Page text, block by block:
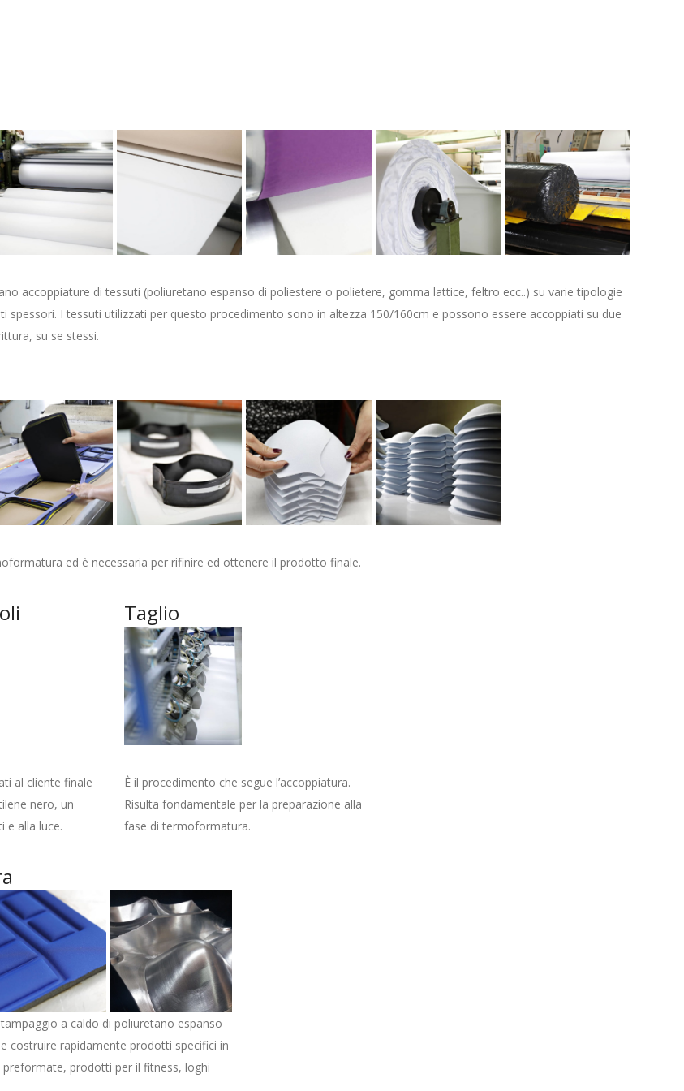
accoppiature di tessuti (poliuretano espanso di poliestere o polietere, gomma lattice, feltro ecc..) su varie tipologie
spessori. I tessuti utilizzati per questo procedimento sono in altezza 150/160cm e possono essere accoppiati su due
su se stessi.
ed è necessaria per rifinire ed ottenere il prodotto finale.
al cliente finale
nero, un
e alla luce.
Taglio
È il procedimento che segue l’accoppiatura.
Risulta fondamentale per la preparazione alla
fase di termoformatura.
a caldo di poliuretano espanso
costruire rapidamente prodotti specifici in
prodotti per il fitness, loghi